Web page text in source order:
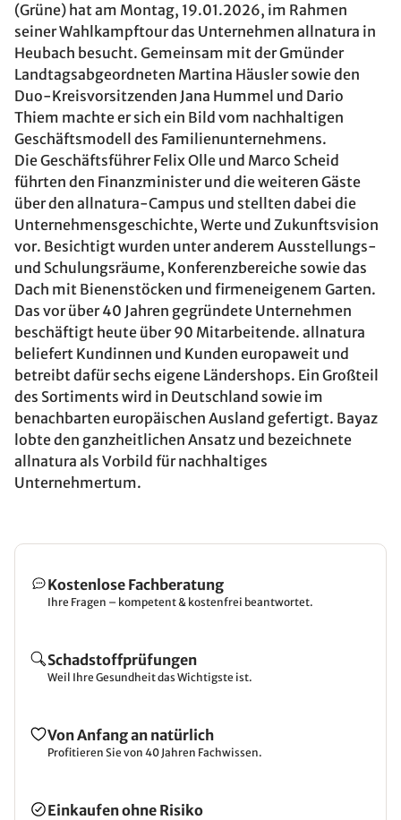
(Grüne) hat am Montag, 19.01.2026, im Rahmen
seiner Wahlkampftour das Unternehmen allnatura in
Heubach besucht. Gemeinsam mit der Gmünder
Landtagsabgeordneten Martina Häusler sowie den
Duo-Kreisvorsitzenden Jana Hummel und Dario
Thiem machte er sich ein Bild vom nachhaltigen
Geschäftsmodell des Familienunternehmens.
Die Geschäftsführer Felix Olle und Marco Scheid
führten den Finanzminister und die weiteren Gäste
über den allnatura-Campus und stellten dabei die
Unternehmensgeschichte, Werte und Zukunftsvision
vor. Besichtigt wurden unter anderem Ausstellungs-
und Schulungsräume, Konferenzbereiche sowie das
Dach mit Bienenstöcken und firmeneigenem Garten.
Das vor über 40 Jahren gegründete Unternehmen
beschäftigt heute über 90 Mitarbeitende. allnatura
beliefert Kundinnen und Kunden europaweit und
betreibt dafür sechs eigene Ländershops. Ein Großteil
des Sortiments wird in Deutschland sowie im
benachbarten europäischen Ausland gefertigt. Bayaz
lobte den ganzheitlichen Ansatz und bezeichnete
allnatura als Vorbild für nachhaltiges
Unternehmertum.
Kostenlose Fachberatung
Ihre Fragen – kompetent & kostenfrei beantwortet.
Schadstoffprüfungen
Weil Ihre Gesundheit das Wichtigste ist.
Von Anfang an natürlich
Profitieren Sie von 40 Jahren Fachwissen.
Einkaufen ohne Risiko